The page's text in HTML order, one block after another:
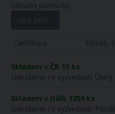
základní pomůcky.
Certifikace EN166,
Skladem v ČR 15 ks
Odesíláme / k vyzvednutí: Úterý
Skladem v Itálii 1259 ks
Odesíláme / k vyzvednutí: